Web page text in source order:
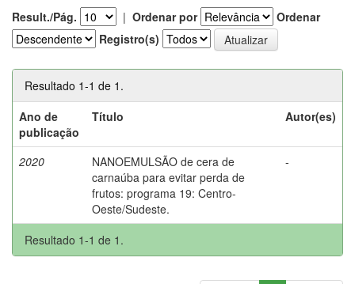
Result./Pág. | Ordenar por
Ordenar
Registro(s)
Resultado 1-1 de 1.
Ano de
publicação
Título Autor(es)
2020
NANOEMULSÃO de cera de
carnaúba para evitar perda de
frutos: programa 19: Centro-
Oeste/Sudeste.
-
Resultado 1-1 de 1.